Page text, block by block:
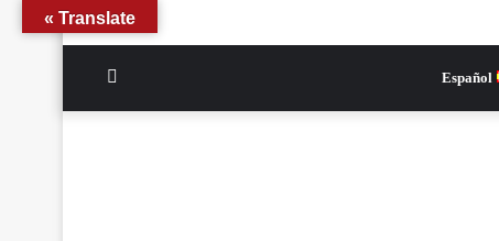
Español
Translate »